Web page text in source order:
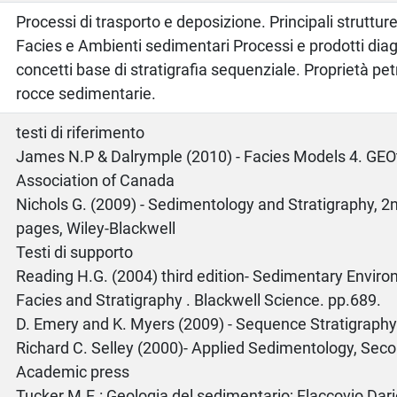
Processi di trasporto e deposizione. Principali
Facies e Ambienti sedimentari Processi e prodotti
concetti base di stratigrafia sequenziale. Proprietà
rocce sedimentarie.
testi di riferimento
James N.P & Dalrymple (2010) - Facies Models 4.
Association of Canada
Nichols G. (2009) - Sedimentology and Stratigraphy,
pages, Wiley-Blackwell
Testi di supporto
Reading H.G. (2004) third edition- Sedimentary
Facies and Stratigraphy . Blackwell Science. pp.689.
D. Emery and K. Myers (2009) - Sequence
Richard C. Selley (2000)- Applied Sedimentology,
Academic press